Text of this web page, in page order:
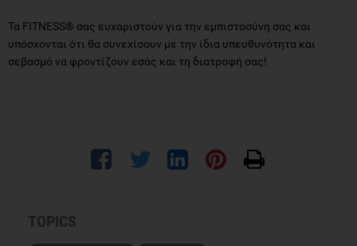
Τα FITNESS® σας ευχαριστούν για την εμπιστοσύνη σας και
υπόσχονται ότι θα συνεχίσουν με την ίδια υπευθυνότητα και
σεβασμό να φροντίζουν εσάς και τη διατροφή σας!
TOPICS